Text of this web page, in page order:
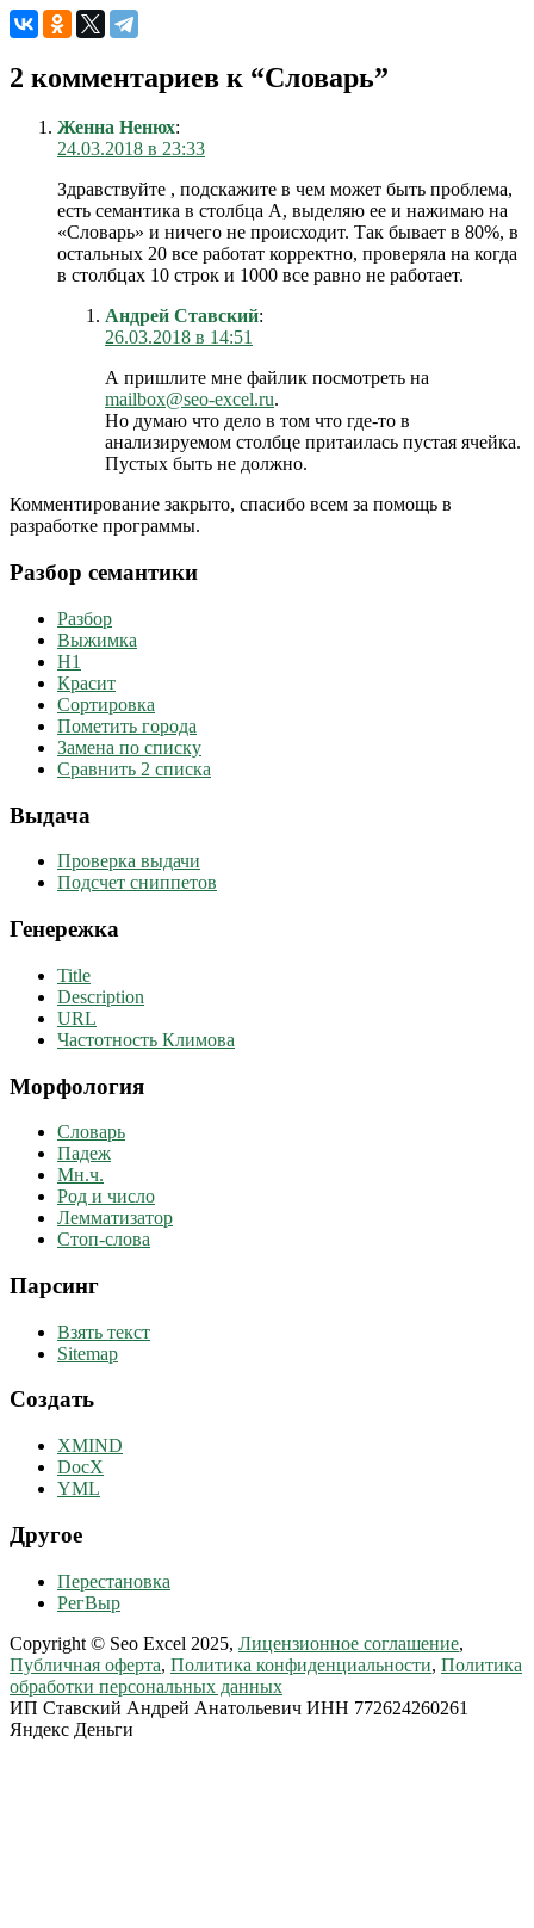
2 комментариев к “Словарь”
Женна Ненюх:
24.03.2018 в 23:33
Здравствуйте , подскажите в чем может быть проблема,
есть семантика в столбца А, выделяю ее и нажимаю на
«Словарь» и ничего не происходит. Так бывает в 80%, в
остальных 20 все работат корректно, проверяла на когда
в столбцах 10 строк и 1000 все равно не работает.
Андрей Ставский:
26.03.2018 в 14:51
А пришлите мне файлик посмотреть на
mailbox@seo-excel.ru.
Но думаю что дело в том что где-то в
анализируемом столбце притаилась пустая ячейка.
Пустых быть не должно.
Комментирование закрыто, спасибо всем за помощь в
разработке программы.
Разбор семантики
Разбор
Выжимка
H1
Красит
Сортировка
Пометить города
Замена по списку
Сравнить 2 списка
Выдача
Проверка выдачи
Подсчет сниппетов
Генережка
Title
Description
URL
Частотность Климова
Морфология
Словарь
Падеж
Мн.ч.
Род и число
Лемматизатор
Стоп-слова
Парсинг
Взять текст
Sitemap
Создать
XMIND
DocX
YML
Другое
Перестановка
РегВыр
Copyright © Seo Excel 2025, Лицензионное соглашение,
Публичная оферта, Политика конфиденциальности, Политика
обработки персональных данных
ИП Ставский Андрей Анатольевич ИНН 772624260261
Яндекс Деньги